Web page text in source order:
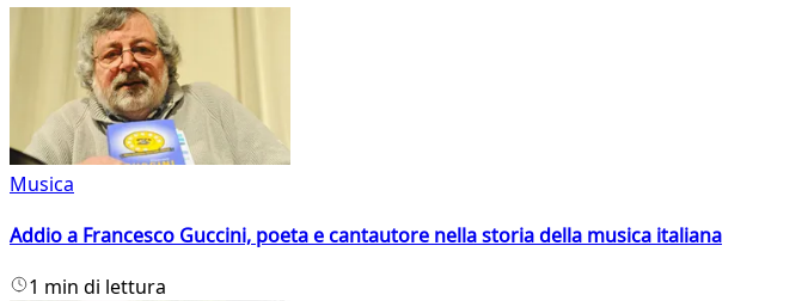
Musica
Addio a Francesco Guccini, poeta e cantautore nella storia della musica italiana
1 min di lettura